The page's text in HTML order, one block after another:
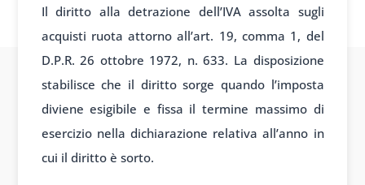
Il diritto alla detrazione dell’IVA assolta sugli
acquisti ruota attorno all’art. 19, comma 1, del
D.P.R. 26 ottobre 1972, n. 633. La disposizione
stabilisce che il diritto sorge quando l’imposta
diviene esigibile e fissa il termine massimo di
esercizio nella dichiarazione relativa all’anno in
cui il diritto è sorto.